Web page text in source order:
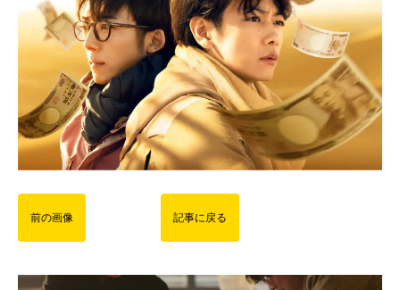
前の画像 記事に戻る